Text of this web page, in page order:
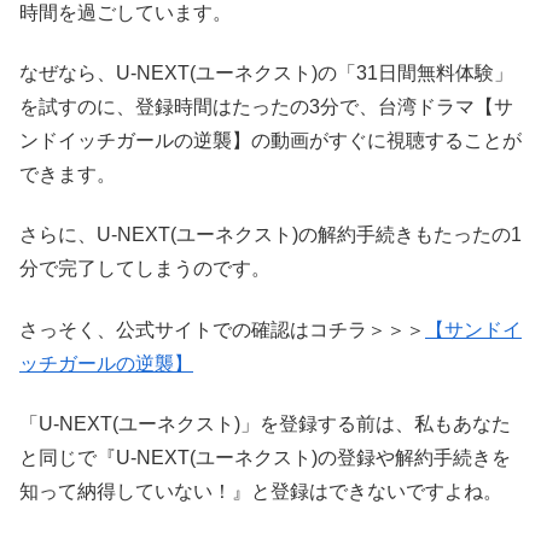
時間を過ごしています。
なぜなら、U-NEXT(ユーネクスト)の「31日間無料体験」
を試すのに、登録時間はたったの3分で、台湾ドラマ【サ
ンドイッチガールの逆襲】の動画がすぐに視聴することが
できます。
さらに、U-NEXT(ユーネクスト)の解約手続きもたったの1
分で完了してしまうのです。
さっそく、公式サイトでの確認はコチラ＞＞＞
【サンドイ
ッチガールの逆襲】
「U-NEXT(ユーネクスト)」を登録する前は、私もあなた
と同じで『U-NEXT(ユーネクスト)の登録や解約手続きを
知って納得していない！』と登録はできないですよね。